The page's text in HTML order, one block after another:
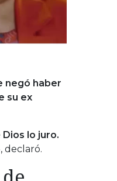
negó haber
su ex
lo juro.
declaró.